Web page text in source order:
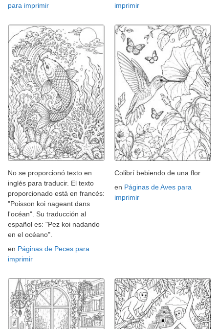
para imprimir
imprimir
No se proporcionó texto en
inglés para traducir. El texto
proporcionado está en francés:
"Poisson koi nageant dans
l'océan". Su traducción al
español es: "Pez koi nadando
en el océano".
en Páginas de Peces para
imprimir
Colibrí bebiendo de una flor
en Páginas de Aves para
imprimir